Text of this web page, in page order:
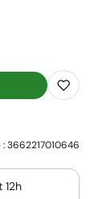
:3662217010646